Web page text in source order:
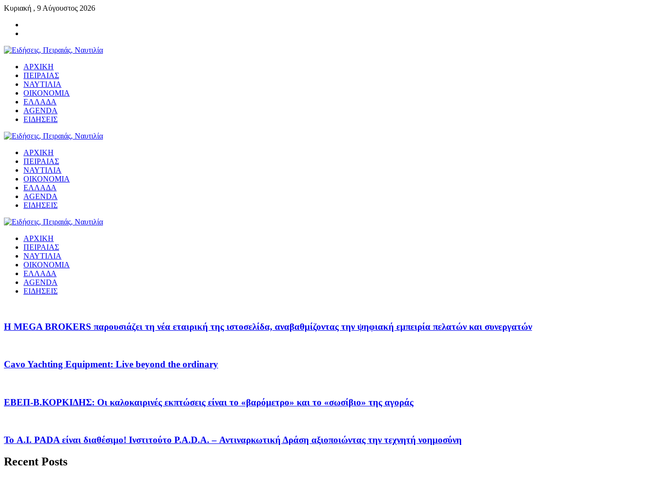
Κυριακή , 9 Αύγουστος 2026
ΑΡΧΙΚΗ
ΠΕΙΡΑΙΑΣ
ΝΑΥΤΙΛΙΑ
ΟΙΚΟΝΟΜΙΑ
ΕΛΛΑΔΑ
AGENDA
ΕΙΔΗΣΕΙΣ
ΑΡΧΙΚΗ
ΠΕΙΡΑΙΑΣ
ΝΑΥΤΙΛΙΑ
ΟΙΚΟΝΟΜΙΑ
ΕΛΛΑΔΑ
AGENDA
ΕΙΔΗΣΕΙΣ
ΑΡΧΙΚΗ
ΠΕΙΡΑΙΑΣ
ΝΑΥΤΙΛΙΑ
ΟΙΚΟΝΟΜΙΑ
ΕΛΛΑΔΑ
AGENDA
ΕΙΔΗΣΕΙΣ
Η MEGA BROKERS παρουσιάζει τη νέα εταιρική της ιστοσελίδα, αναβαθμίζοντας την ψηφιακή εμπειρία πελατών και συνεργατών
Cavo Yachting Equipment: Live beyond the ordinary
EΒΕΠ-Β.ΚΟΡΚΙΔΗΣ: Οι καλοκαιρινές εκπτώσεις είναι το «βαρόμετρο» και το «σωσίβιο» της αγοράς
Το A.I. PADA είναι διαθέσιμο! Ινστιτούτο P.A.D.A. – Αντιναρκωτική Δράση αξιοποιώντας την τεχνητή νοημοσύνη
Recent Posts